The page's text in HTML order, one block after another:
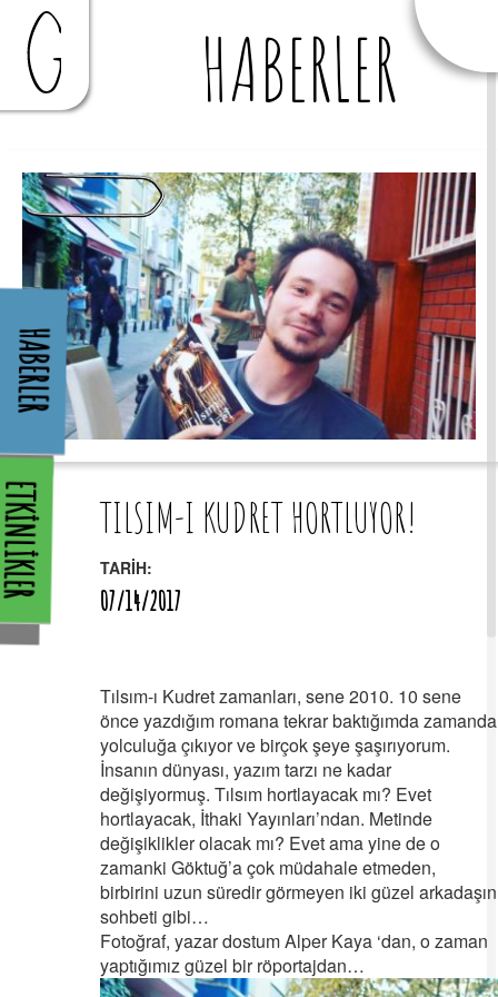
HABERLER
HABERLER
TILSIM-I KUDRET HORTLUYOR!
TARİH:
07/14/2017
Tılsım-ı Kudret zamanları, sene 2010. 10 sene
önce yazdığım romana tekrar baktığımda zamanda
yolculuğa çıkıyor ve birçok şeye şaşırıyorum.
İnsanın dünyası, yazım tarzı ne kadar
değişiyormuş. Tılsım hortlayacak mı? Evet
hortlayacak, İthaki Yayınları’ndan. Metinde
değişiklikler olacak mı? Evet ama yine de o
zamanki Göktuğ’a çok müdahale etmeden,
birbirini uzun süredir görmeyen iki güzel arkadaşın
sohbeti gibi…
Fotoğraf, yazar dostum Alper Kaya ‘dan, o zaman
yaptığımız güzel bir röportajdan…